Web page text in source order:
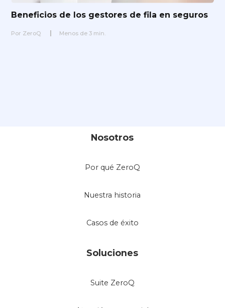
Beneficios de los gestores de fila en seguros
Por ZeroQ Menos de 3 min.
Nosotros
Por qué ZeroQ
Nuestra historia
Casos de éxito
Soluciones
Suite ZeroQ